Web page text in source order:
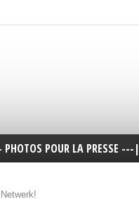
POUR LA PRESSE ---|